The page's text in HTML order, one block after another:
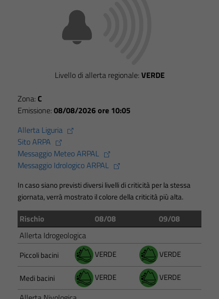
Livello di allerta regionale: VERDE
Zona: C
Emissione: 08/08/2026 ore 10:05
Allerta Liguria
Sito ARPA
Messaggio Meteo ARPAL
Messaggio Idrologico ARPAL
In caso siano previsti diversi livelli di criticità per la stessa
giornata, verrà mostrato il colore della criticità più alta.
Rischio 08/08
09/08
Allerta Idrogeologica
Piccoli bacini VERDE VERDE
Medi bacini VERDE VERDE